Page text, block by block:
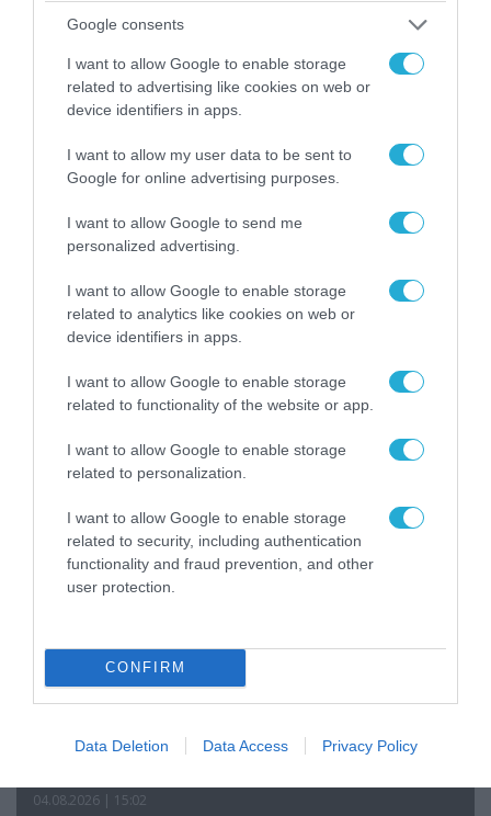
Google consents
I want to allow Google to enable storage
related to advertising like cookies on web or
device identifiers in apps.
I want to allow my user data to be sent to
Google for online advertising purposes.
I want to allow Google to send me
personalized advertising.
I want to allow Google to enable storage
related to analytics like cookies on web or
device identifiers in apps.
I want to allow Google to enable storage
related to functionality of the website or app.
I want to allow Google to enable storage
related to personalization.
I want to allow Google to enable storage
related to security, including authentication
functionality and fraud prevention, and other
user protection.
CONFIRM
Data Deletion Data Access Privacy Policy
06.08.2026 | 14:02
Αθήνα: Απομακρύνθηκαν παράνομα
αντικείμενα από κοινόχρηστους χώρους
06.08.2026 | 09:03
«Οι εντελώς αθώοι»: Η ανάρτηση του Αρκά για
τα ζώα που χάθηκαν στις πυρκαγιές της
Αττικής (φωτο)
04.08.2026 | 15:02